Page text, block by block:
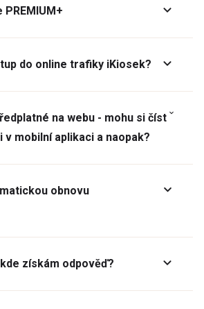
do online trafiky iKiosek?
na webu - mohu si číst
v mobilní aplikaci a naopak?
obnovu
získám odpověď?